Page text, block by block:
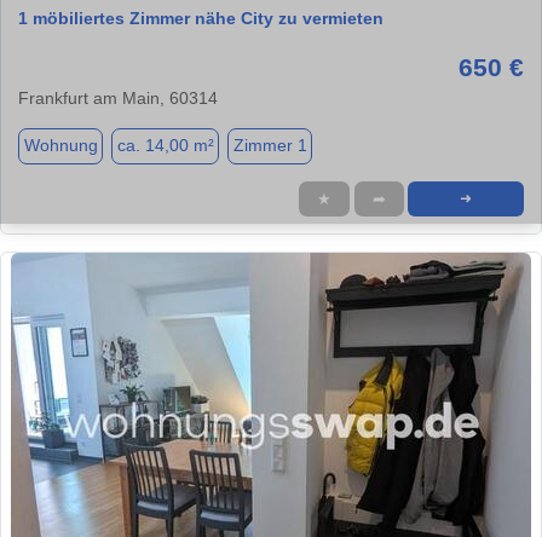
1 möbiliertes Zimmer nähe City zu vermieten
650 €
Frankfurt am Main, 60314
Wohnung ca. 14,00 m² Zimmer 1
★ ➦ ➜